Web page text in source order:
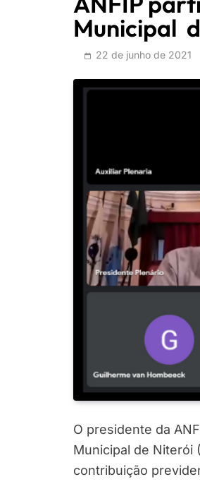
Municipal
22 de junho de 2021
O presidente da
Municipal de Niterói
contribuição